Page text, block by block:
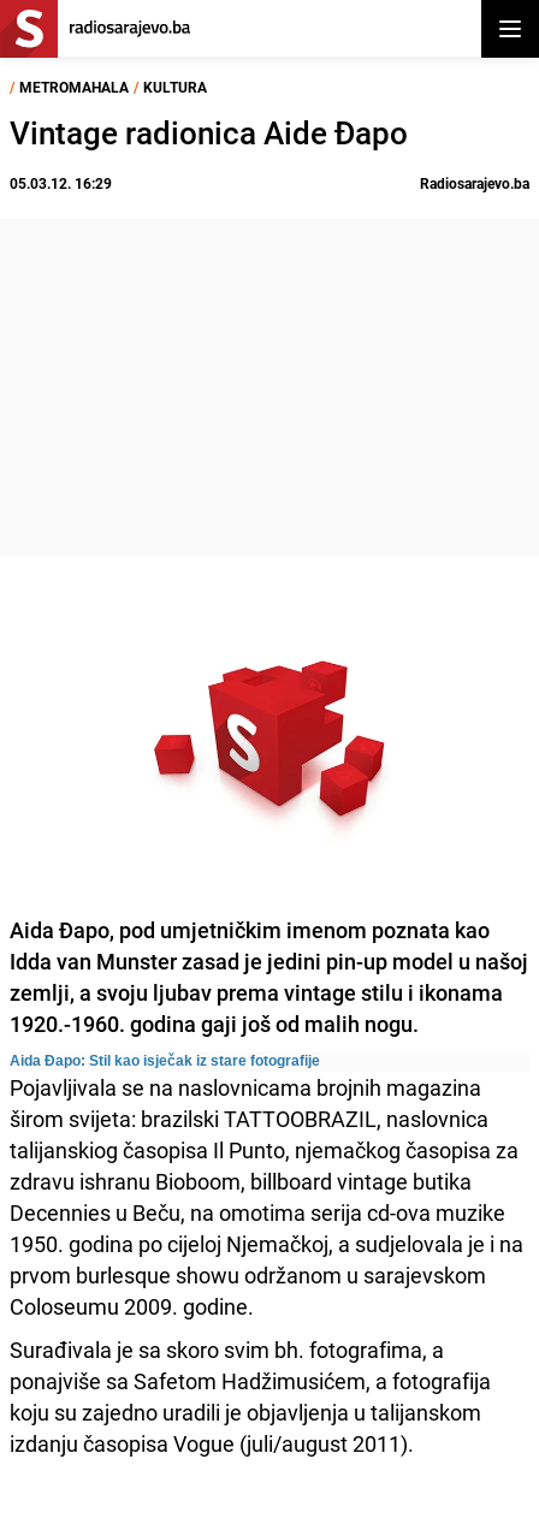
/ METROMAHALA / KULTURA
Vintage radionica Aide Đapo
05.03.12. 16:29 Radiosarajevo.ba
Aida Đapo, pod umjetničkim imenom poznata kao
Idda van Munster zasad je jedini pin-up model u našoj
zemlji, a svoju ljubav prema vintage stilu i ikonama
1920.-1960. godina gaji još od malih nogu.
Aida Đapo: Stil kao isječak iz stare fotografije
Pojavljivala se na naslovnicama brojnih magazina
širom svijeta: brazilski TATTOOBRAZIL, naslovnica
talijanskiog časopisa Il Punto, njemačkog časopisa za
zdravu ishranu Bioboom, billboard vintage butika
Decennies u Beču, na omotima serija cd-ova muzike
1950. godina po cijeloj Njemačkoj, a sudjelovala je i na
prvom burlesque showu održanom u sarajevskom
Coloseumu 2009. godine.
Surađivala je sa skoro svim bh. fotografima, a
ponajviše sa Safetom Hadžimusićem, a fotografija
koju su zajedno uradili je objavljenja u talijanskom
izdanju časopisa Vogue (juli/august 2011).